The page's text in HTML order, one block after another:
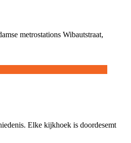
metrostations Wibautstraat,
Elke kijkhoek is doordesemt